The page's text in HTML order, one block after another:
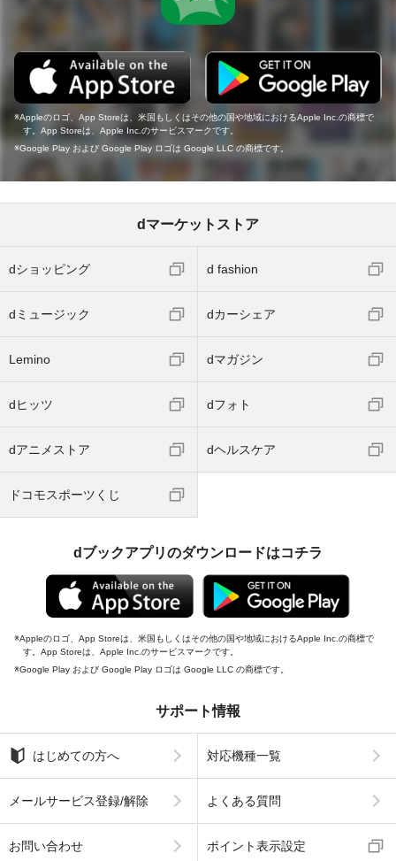
Appleのロゴ、App Storeは、米国もしくはその他の国や地域におけるApple Inc.の商標で
す。App Storeは、Apple Inc.のサービスマークです。
Google Play および Google Play ロゴは Google LLC の商標です。
dマーケットストア
dショッピング d fashion
dミュージック dカーシェア
Lemino dマガジン
dヒッツ dフォト
dアニメストア dヘルスケア
ドコモスポーツくじ
dブックアプリのダウンロードはコチラ
Appleのロゴ、App Storeは、米国もしくはその他の国や地域におけるApple Inc.の商標で
す。App Storeは、Apple Inc.のサービスマークです。
Google Play および Google Play ロゴは Google LLC の商標です。
サポート情報
はじめての方へ 対応機種一覧
メールサービス登録/解除 よくある質問
お問い合わせ ポイント表示設定